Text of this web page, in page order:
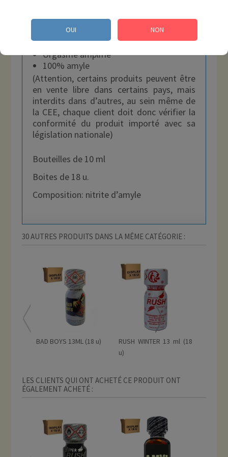
OUI NON
Effet immédiat
Effet puissant
Euphorie vertigineuse
Orgasme amplifié
100% amyle
(Attention, certains produits peuvent être
en vente libre dans certains pays, mais
interdits dans d’autres, au sein même de
la CEE, chaque client doit donc vérifier la
conformité du produit importé avec sa
législation nationale)
Bouteilles de 10 ml
Boites de 18 u.
Composition: nitrite d’amyle
30 AUTRES PRODUITS DANS LA MÊME CATÉGORIE :
BAD BOYS 13ML (18 u)
RUSH WINTER 13 ml (18
u)
LES CLIENTS QUI ONT ACHETÉ CE PRODUIT ONT
ÉGALEMENT ACHETÉ :